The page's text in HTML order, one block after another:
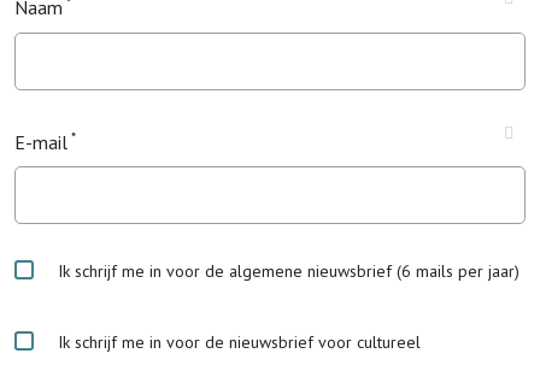
Naam
E-mail
Ik schrijf me in voor de algemene nieuwsbrief (6 mails per jaar)
Ik schrijf me in voor de nieuwsbrief voor cultureel